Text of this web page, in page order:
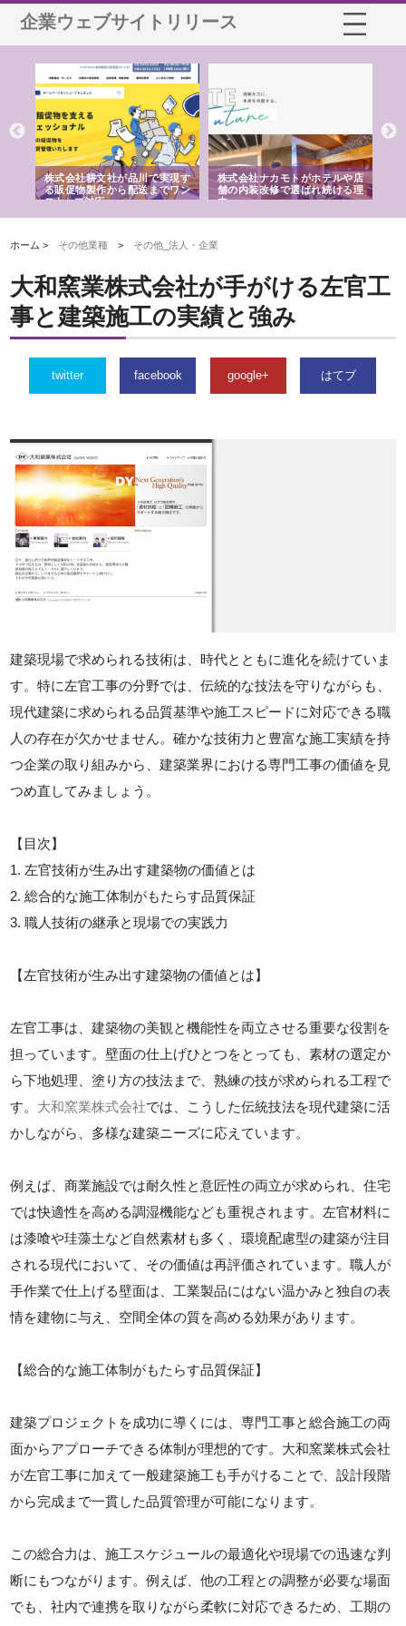
企業ウェブサイトリリース
株式会社耕文社が品川で実現す
る販促物製作から配送までワン
ストップ対応
株式会社ナカモトがホテルや店
舗の内装改修で選ばれ続ける理
由
ホーム > その他業種 > その他_法人・企業
大和窯業株式会社が手がける左官工
事と建築施工の実績と強み
twitter facebook google+ はてブ
建築現場で求められる技術は、時代とともに進化を続けていま
す。特に左官工事の分野では、伝統的な技法を守りながらも、
現代建築に求められる品質基準や施工スピードに対応できる職
人の存在が欠かせません。確かな技術力と豊富な施工実績を持
つ企業の取り組みから、建築業界における専門工事の価値を見
つめ直してみましょう。
【目次】
1. 左官技術が生み出す建築物の価値とは
2. 総合的な施工体制がもたらす品質保証
3. 職人技術の継承と現場での実践力
【左官技術が生み出す建築物の価値とは】
左官工事は、建築物の美観と機能性を両立させる重要な役割を
担っています。壁面の仕上げひとつをとっても、素材の選定か
ら下地処理、塗り方の技法まで、熟練の技が求められる工程で
す。 大和窯業株式会社では、こうした伝統技法を現代建築に活
かしながら、多様な建築ニーズに応えています。
例えば、商業施設では耐久性と意匠性の両立が求められ、住宅
では快適性を高める調湿機能なども重視されます。左官材料に
は漆喰や珪藻土など自然素材も多く、環境配慮型の建築が注目
される現代において、その価値は再評価されています。職人が
手作業で仕上げる壁面は、工業製品にはない温かみと独自の表
情を建物に与え、空間全体の質を高める効果があります。
【総合的な施工体制がもたらす品質保証】
建築プロジェクトを成功に導くには、専門工事と総合施工の両
面からアプローチできる体制が理想的です。大和窯業株式会社
が左官工事に加えて一般建築施工も手がけることで、設計段階
から完成まで一貫した品質管理が可能になります。
この総合力は、施工スケジュールの最適化や現場での迅速な判
断にもつながります。例えば、他の工程との調整が必要な場面
でも、社内で連携を取りながら柔軟に対応できるため、工期の